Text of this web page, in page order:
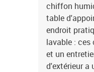
chiffon
table
endroit
lavable : ces
et un
d'extérieur a